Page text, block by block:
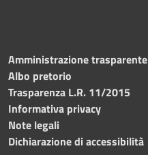
Amministrazione trasparente
Albo pretorio
Trasparenza L.R. 11/2015
Informativa privacy
Note legali
Dichiarazione di accessibilità